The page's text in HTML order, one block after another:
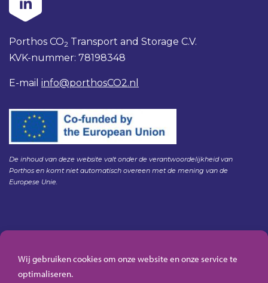
Wij gebruiken cookies om onze website en onze service te
optimaliseren.
Porthos CO2 Transport and Storage C.V.
KVK-nummer: 78198348
E-mail info@porthosCO2.nl
De inhoud van deze website valt onder de verantwoordelijkheid van
Porthos en komt niet automatisch overeen met de mening van de
Europese Unie.
HSE Policy Porthos
Klachtenregeling aanbesteden Gasunie